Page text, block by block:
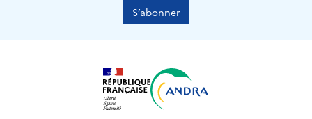
S’abonner